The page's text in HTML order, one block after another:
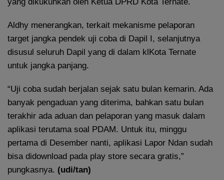
Aldhy menerangkan, terkait mekanisme pelaporan
target jangka pendek uji coba di Dapil I, selanjutnya
disusul seluruh Dapil yang di dalam klKota Ternate
untuk jangka panjang.
“Uji coba sudah berjalan sejak satu bulan kemarin. Ada
banyak pengaduan yang diterima, bahkan satu bulan
terakhir ada aduan dan pelaporan yang masuk dalam
aplikasi terutama soal PDAM. Untuk itu, minggu
pertama di Desember nanti, aplikasi Lapor Ndan sudah
bisa didownload pada play store secara gratis,”
pungkasnya. (udi/tan)